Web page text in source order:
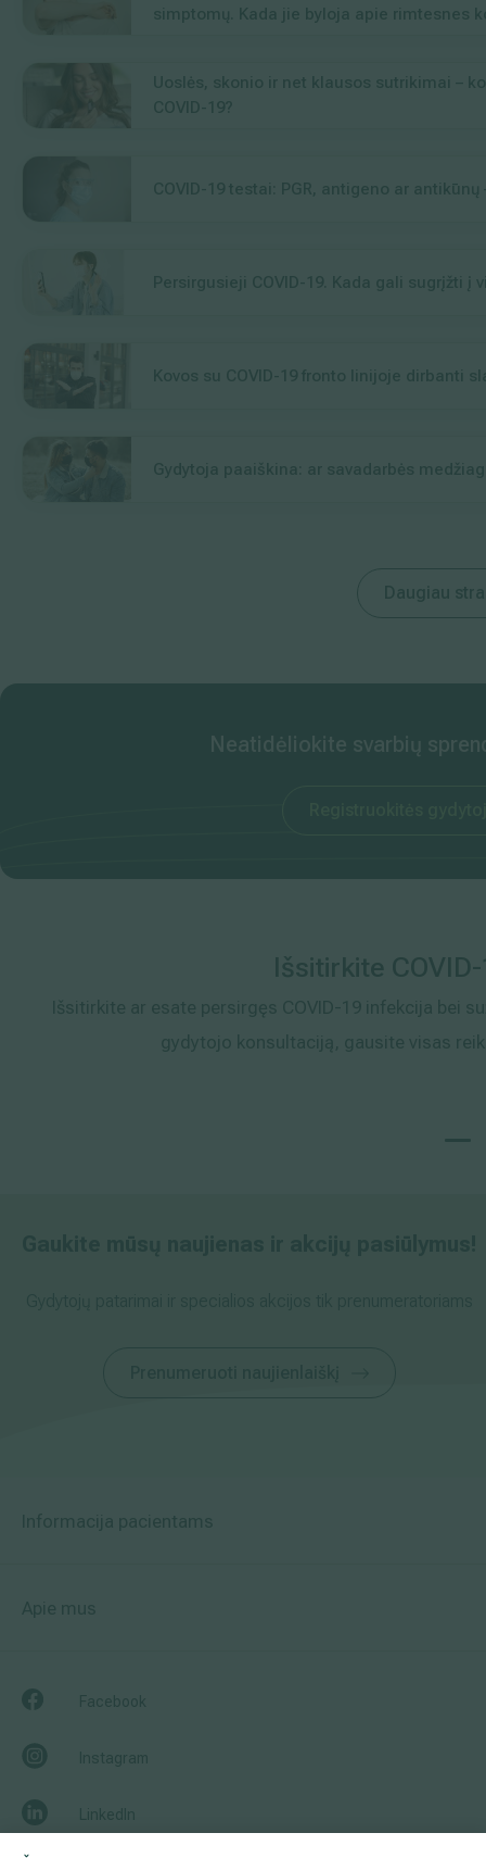
simptomų. Kada jie byloja apie rimtesnes
Uoslės, skonio ir net klausos sutrikimai –
COVID-19?
COVID-19 testai: PGR, antigeno ar
Persirgusieji COVID-19. Kada gali sugrįžti
Kovos su COVID-19 fronto linijoje dirbanti
Gydytoja paaiškina: ar savadarbės
Daugiau
Neatidėliokite svarbių
Išsitirkite
Išsitirkite ar esate persirgęs COVID-19 infekcija bei
gydytojo konsultaciją, gausite visas
Informacija pacientams
Apie mus
Facebook
Instagram
LinkedIn